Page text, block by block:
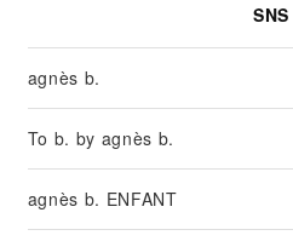
SNS
agnès b.
To b. by agnès b.
agnès b. ENFANT